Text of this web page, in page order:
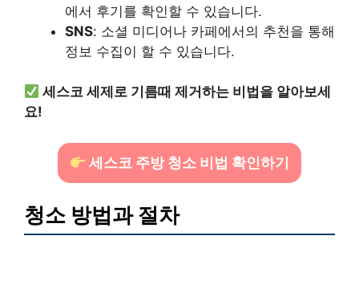
에서 후기를 확인할 수 있습니다.
SNS: 소셜 미디어나 카페에서의 추천을 통해
정보 수집이 할 수 있습니다.
세스코 세제로 기름때 제거하는 비법을 알아보세
요!
세스코 주방 청소 비법 확인하기
청소 방법과 절차